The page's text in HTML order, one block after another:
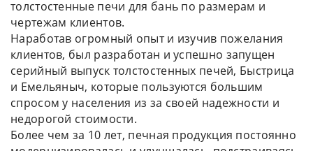
толстостенные печи для бань по размерам и
чертежам клиентов.
Наработав огромный опыт и изучив пожелания
клиентов, был разработан и успешно запущен
серийный выпуск толстостенных печей, Быстрица
и Емельяныч, которые пользуются большим
спросом у населения из за своей надежности и
недорогой стоимости.
Более чем за 10 лет, печная продукция постоянно